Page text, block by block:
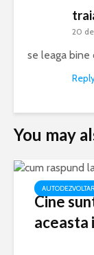
20
se leaga
You may
Cine
aceasta